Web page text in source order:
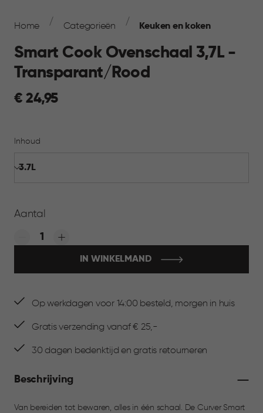
Navigation
Home Categorieën Keuken en koken
Smart Cook Ovenschaal 3,7L -
Transparant/Rood
€
€ 24,95
Inhoud
Aantal
Quantity:
IN WINKELMAND
Op werkdagen voor 14:00 besteld, morgen in huis
Gratis verzending vanaf € 25,-
30 dagen bedenktijd en gratis retourneren
Beschrijving
Van bereiden tot bewaren, alles in één schaal. De Curver Smart